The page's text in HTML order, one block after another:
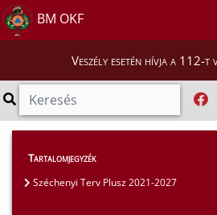
BM OKF
Veszély esetén hívja a 112-
Szakmai tájékoztatók
SZÉCHENYI 2020
Tartalomjegyzék
Széchenyi Terv Plusz 2021-2027